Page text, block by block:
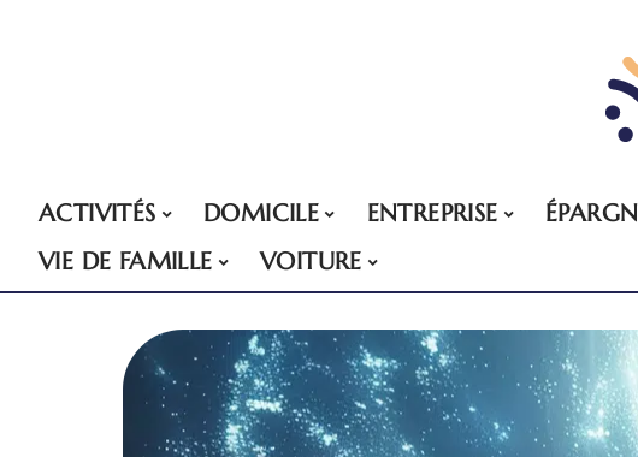
ACTIVITÉS DOMICILE ENTREPRISE
VIE DE FAMILLE
VOITURE